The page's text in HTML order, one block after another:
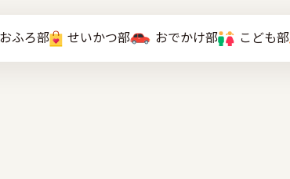
おふろ部 せいかつ部 おでかけ部 こども部